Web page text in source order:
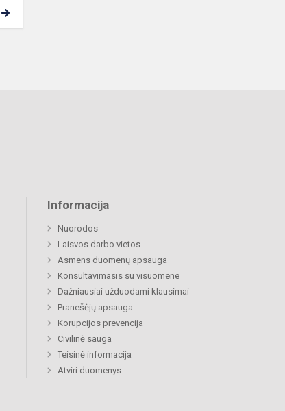
Informacija
Nuorodos
Laisvos darbo vietos
Asmens duomenų apsauga
Konsultavimasis su visuomene
Dažniausiai užduodami klausimai
Pranešėjų apsauga
Korupcijos prevencija
Civilinė sauga
Teisinė informacija
Atviri duomenys